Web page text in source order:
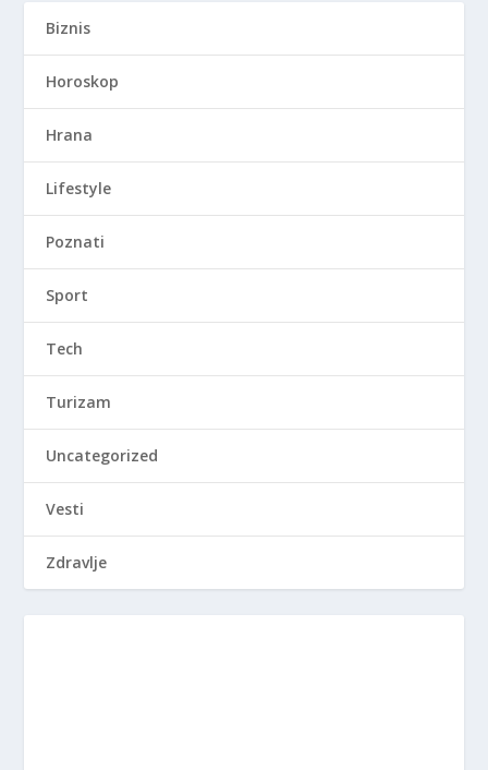
Biznis
Horoskop
Hrana
Lifestyle
Poznati
Sport
Tech
Turizam
Uncategorized
Vesti
Zdravlje